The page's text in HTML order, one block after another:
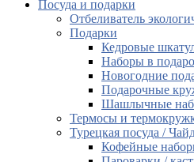
Посуда и подарки
Отбеливатель
Подарки
Кедровые
Наборы в
Новогодние
Подарочные
Шашлычные
Термосы и
Турецкая посуда /
Кофейные